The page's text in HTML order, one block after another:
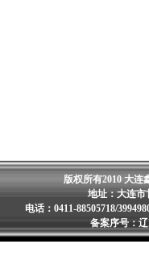
版权所有2010 大连
地址：大连市
电话：0411-88505718/
备案序号：